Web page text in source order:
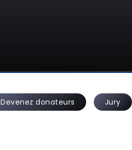
Devenez donateurs Jury